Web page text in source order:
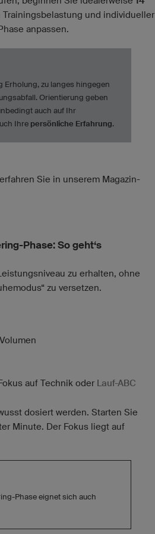
Trainingsbelastung und individueller
anpassen.
Erholung, zu langes hingegen
Orientierung geben
auch auf Ihr
Ihre persönliche Erfahrung.
erfahren Sie in unserem Magazin-
Phase: So geht‘s
zu erhalten, ohne
zu versetzen.
auf Technik oder Lauf-ABC
dosiert werden. Starten Sie
Minute. Der Fokus liegt auf
Phase eignet sich auch